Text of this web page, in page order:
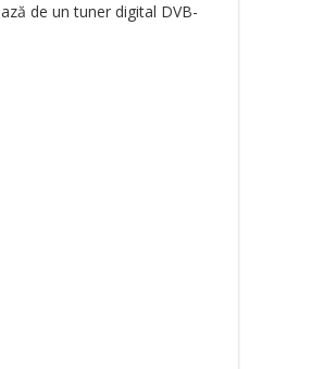
de un tuner digital DVB-